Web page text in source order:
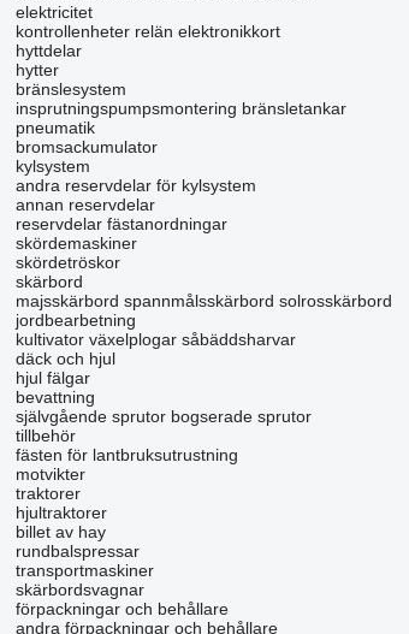
elektricitet
kontrollenheter relän elektronikkort
hyttdelar
hytter
bränslesystem
insprutningspumpsmontering bränsletankar
pneumatik
bromsackumulator
kylsystem
andra reservdelar för kylsystem
annan reservdelar
reservdelar fästanordningar
skördemaskiner
skördetröskor
skärbord
majsskärbord spannmålsskärbord solrosskärbord
jordbearbetning
kultivator växelplogar såbäddsharvar
däck och hjul
hjul fälgar
bevattning
självgående sprutor bogserade sprutor
tillbehör
fästen för lantbruksutrustning
motvikter
traktorer
hjultraktorer
billet av hay
rundbalspressar
transportmaskiner
skärbordsvagnar
förpackningar och behållare
andra förpackningar och behållare